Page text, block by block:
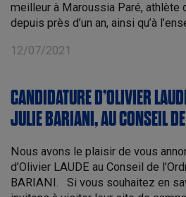
meilleur à Maroussia Paré, athlète
depuis près d’un an, ainsi qu’à
12/07/2021
CANDIDATURE D’OLIVIER
JULIE BARIANI, AU CONSEIL DE
Nous avons le plaisir de vous
d’Olivier LAUDE au Conseil de
BARIANI. Si vous souhaitez en